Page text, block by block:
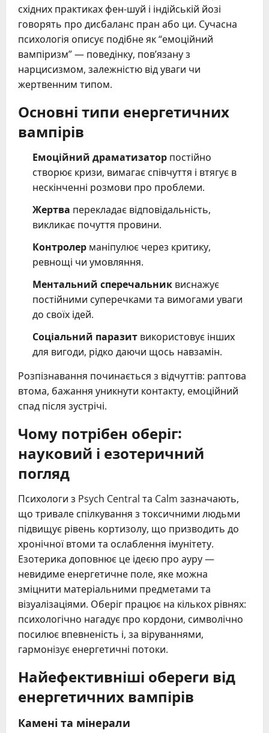
східних практиках фен-шуй і індійській йозі
говорять про дисбаланс пран або ци. Сучасна
психологія описує подібне як “емоційний
вампіризм” — поведінку, пов’язану з
нарцисизмом, залежністю від уваги чи
жертвенним типом.
Основні типи енергетичних
вампірів
Емоційний драматизатор постійно
створює кризи, вимагає співчуття і втягує в
нескінченні розмови про проблеми.
Жертва перекладає відповідальність,
викликає почуття провини.
Контролер маніпулює через критику,
ревнощі чи умовляння.
Ментальний сперечальник виснажує
постійними суперечками та вимогами уваги
до своїх ідей.
Соціальний паразит використовує інших
для вигоди, рідко даючи щось навзамін.
Розпізнавання починається з відчуттів: раптова
втома, бажання уникнути контакту, емоційний
спад після зустрічі.
Чому потрібен оберіг:
науковий і езотеричний
погляд
Психологи з Psych Central та Calm зазначають,
що тривале спілкування з токсичними людьми
підвищує рівень кортизолу, що призводить до
хронічної втоми та ослаблення імунітету.
Езотерика доповнює це ідеєю про ауру —
невидиме енергетичне поле, яке можна
зміцнити матеріальними предметами та
візуалізаціями. Оберіг працює на кількох рівнях:
психологічно нагадує про кордони, символічно
посилює впевненість і, за віруваннями,
гармонізує енергетичні потоки.
Найефективніші обереги від
енергетичних вампірів
Камені та мінерали